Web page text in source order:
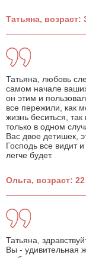
Татьяна, возраст:
Татьяна, любовь
самом начале
он этим и
все пережили, как
жизнь беситься,
только в одном
Вас двое детишек,
Господь все видит
легче будет.
Ольга, возраст: 22
Татьяна,
Вы - удивительная